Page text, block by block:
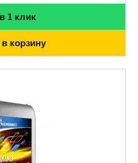
1 клик
корзину